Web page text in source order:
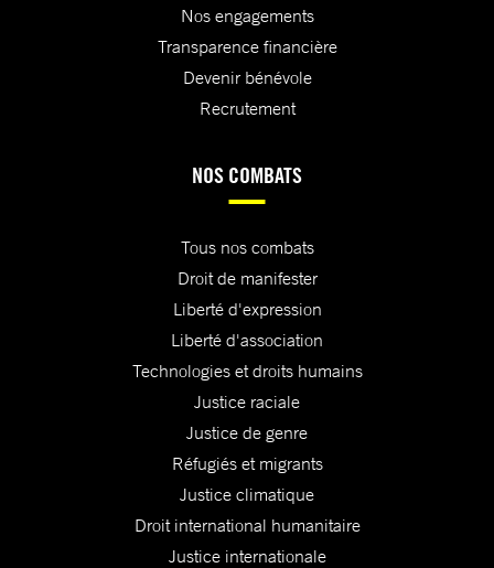
Nos engagements
Transparence financière
Devenir bénévole
Recrutement
NOS COMBATS
Tous nos combats
Droit de manifester
Liberté d'expression
Liberté d'association
Technologies et droits humains
Justice raciale
Justice de genre
Réfugiés et migrants
Justice climatique
Droit international humanitaire
Justice internationale